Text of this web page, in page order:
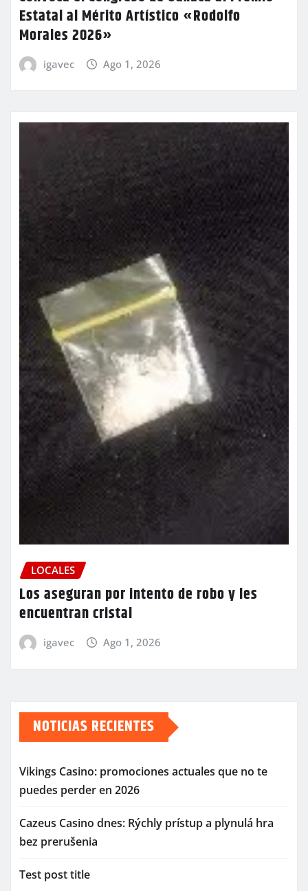
Estatal al Mérito Artístico «Rodolfo
Morales 2026»
igavec Ago 1, 2026
LOCALES
Los aseguran por intento de robo y les
encuentran cristal
igavec Ago 1, 2026
NOTICIAS RECIENTES
Vikings Casino: promociones actuales que no te
puedes perder en 2026
Cazeus Casino dnes: Rýchly prístup a plynulá hra
bez prerušenia
Test post title